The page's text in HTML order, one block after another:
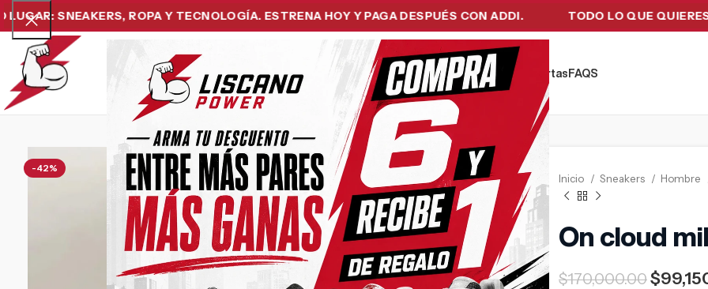
SNEAKERS, ROPA Y TECNOLOGÍA. ESTRENA HOY Y PAGA DESPUÉS CON ADDI. TODO LO QUE QUIERES EN
Home SneakersTecnologíaRopa de Hombre Ofertas FAQ´S
-42%
Inicio Sneakers Hombre
On cloud
$170,000.00$